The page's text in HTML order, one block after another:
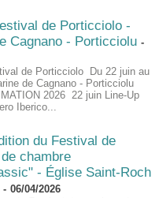
de Porticciolo -
Cagnano - Porticciolu -
de Porticciolo Du 22 juin au
de Cagnano - Porticciolu
2026 22 juin Line-Up
Iberico...
du Festival de
chambre
- Église Saint-Roch
- 06/04/2026